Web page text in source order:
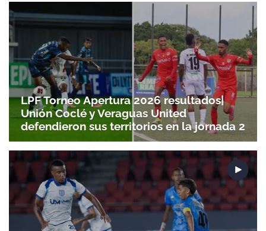
LPF Torneo Apertura 2026 resultados|
Unión Coclé y Veraguas United
defendieron sus territorios en la jornada 2